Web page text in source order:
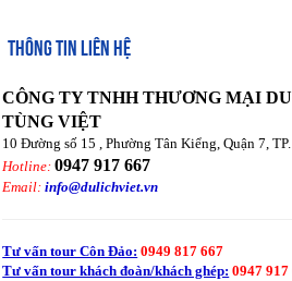
THÔNG TIN LIÊN HỆ
CÔNG TY TNHH THƯƠNG MẠI
TÙNG VIỆT
10 Đường số 15 , Phường Tân Kiểng, Quận 7,
Hotline:0947 917 667
Email:info@dulichviet.vn
Tư vấn tour Côn Đảo: 0949 817 667
Tư vấn tour khách đoàn/khách ghép: 0947 917